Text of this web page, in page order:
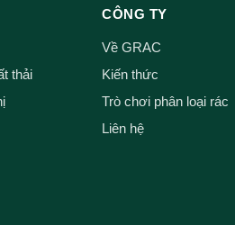
thải
CÔNG TY
Về GRAC
Kiến thức
Trò chơi phân loại rác
Liên hệ